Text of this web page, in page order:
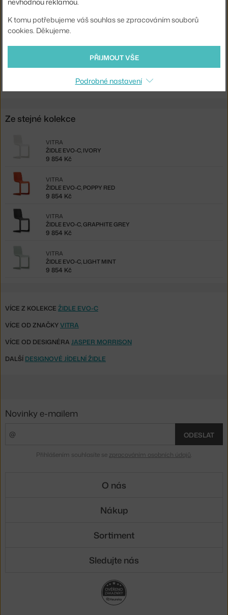
Podnož:
plast
Ste zo Slovenska? Prejdite naStolička EVO-C, graphite grey
Shopping from the EU? Switch toEVO-C Chair, graphite grey
Ze stejné kolekce
ŽIDLE EVO-C, IVORY
VITRA
9 854 Kč
ŽIDLE EVO-C, POPPY RED
VITRA
9 854 Kč
ŽIDLE EVO-C, GRAPHITE GREY
VITRA
9 854 Kč
ŽIDLE EVO-C, LIGHT MINT
VITRA
9 854 Kč
VÍCE Z KOLEKCE ŽIDLE EVO-C
VÍCE OD ZNAČKYVITRA
VÍCE OD DESIGNÉRA JASPER MORRISON
DALŠÍ DESIGNOVÉ JÍDELNÍ ŽIDLE
K tomu potřebujeme váš souhlas se zpracováním souborů
cookies. Děkujeme.
PŘIJMOUT VŠE
Podrobné nastavení
Novinky e-mailem
ODESLAT
Přihlášením souhlasíte se zpracováním osobních údajů
O nás
Nákup
Sortiment
Sledujte nás